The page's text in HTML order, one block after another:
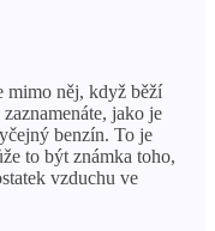
mimo něj, když běží
jako je
benzín. To je
to být známka toho,
vzduchu ve